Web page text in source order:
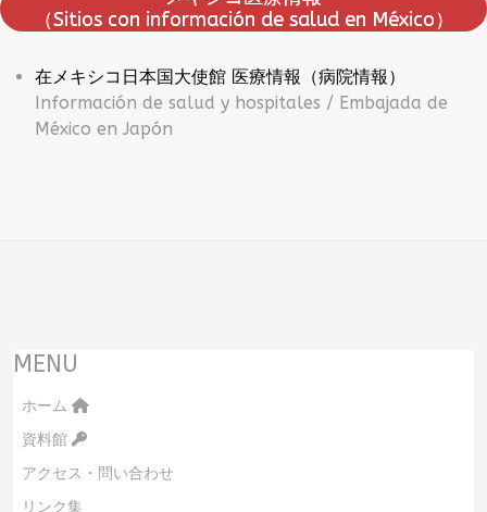
（Sitios con información de salud en México）
在メキシコ日本国大使館 医療情報（病院情報）
Información de salud y hospitales / Embajada de
México en Japón
MENU
ホーム
資料館
アクセス・問い合わせ
リンク集